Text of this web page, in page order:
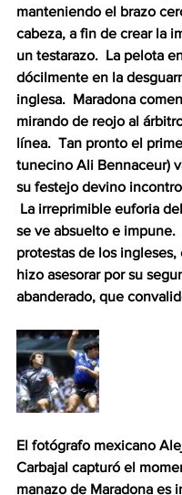
manteniendo el brazo
cabeza, a fin de crear la
un testarazo.  La pelota
dócilmente en la
inglesa.  Maradona
mirando de reojo al
línea.  Tan pronto el
tunecino Ali Bennaceur)
su festejo devino
La irreprimible euforia
se ve absuelto e impune.
protestas de los
hizo asesorar por su
abanderado, que
El fotógrafo mexicano
Carbajal capturó el
manazo de Maradona es